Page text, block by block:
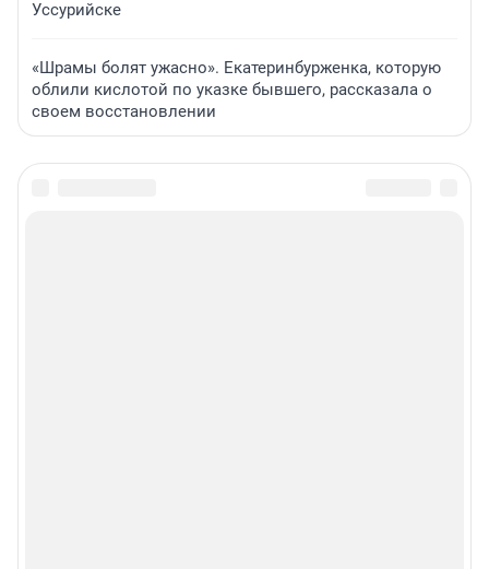
Уссурийске
«Шрамы болят ужасно». Екатеринбурженка, которую
облили кислотой по указке бывшего, рассказала о
своем восстановлении